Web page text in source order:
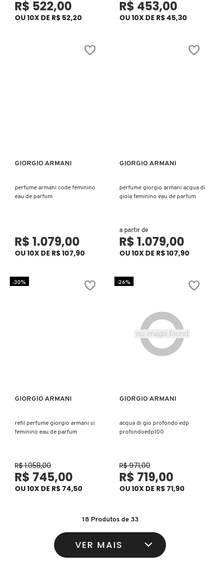
JIMMY CHOO
JO MALONE LONDON
KEUNE
KORRES
LANCÔME
R$ 522,00
OU 10X DE R$ 52,20
R$ 453,00
OU 10X DE R$ 45,30
Ver mais
GIORGIO ARMANI
perfume armani code feminino
eau de parfum
R$ 1.079,00
OU 10X DE R$ 107,90
Ver mais
GIORGIO ARMANI
perfume giorgio armani acqua di
gioia feminino eau de parfum
a partir de
R$ 1.079,00
OU 10X DE R$ 107,90
Ver mais
GIORGIO ARMANI
refil perfume giorgio armani si
feminino eau de parfum
R$ 745,00
OU 10X DE R$ 74,50
R$ 1.058,00
-30%
Ver mais
GIORGIO ARMANI
acqua di gio profondo edp
profondoedp100
R$ 719,00
OU 10X DE R$ 71,90
R$ 971,00
-26%
18 Produtos de 33
VER MAIS